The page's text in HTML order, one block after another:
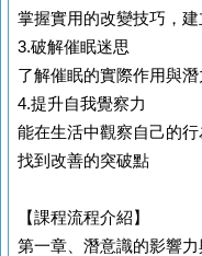
掌握實用的改變技巧，
3.破解催眠迷思
了解催眠的實際作用與
4.提升自我覺察力
能在生活中觀察自己的行
找到改善的突破點
【課程流程介紹】
第一章、潛意識的影響